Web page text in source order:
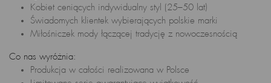
Kobiet ceniących indywidualny styl (25–50 lat)
Świadomych klientek wybierających polskie marki
Miłośniczek mody łączącej tradycję z nowoczesnością
Co nas wyróżnia:
Produkcja w całości realizowana w Polsce